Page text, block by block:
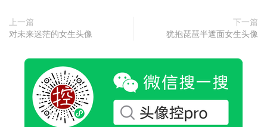
上一篇
对未来迷茫的女生头像
下一篇
犹抱琵琶半遮面女生头像